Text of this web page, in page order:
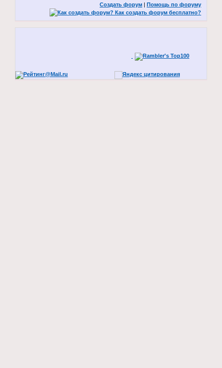
Создать форум | Помощь по форуму